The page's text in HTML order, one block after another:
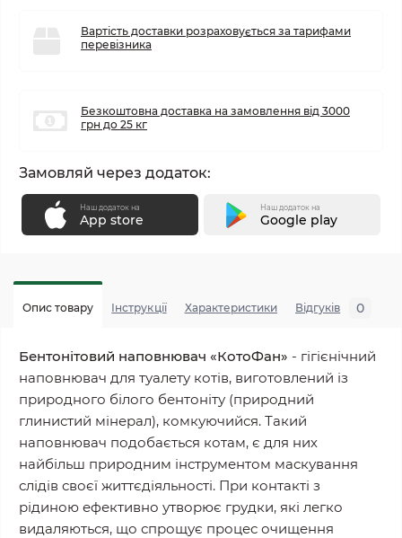
Вартість доставки розраховується за тарифами
перевізника
Безкоштовна доставка на замовлення від 3000
грн до 25 кг
Замовляй через додаток:
Наш додаток на
App store
Наш додаток на
Google play
Опис товару Інструкції Характеристики Відгуків 0
Бентонітовий наповнювач «КотоФан» - гігієнічний
наповнювач для туалету котів, виготовлений із
природного білого бентоніту (природний
глинистий мінерал), комкуючийся. Такий
наповнювач подобається котам, є для них
найбільш природним інструментом маскування
слідів своєї життєдіяльності. При контакті з
рідиною ефективно утворює грудки, які легко
видаляються, що спрощує процес очищення